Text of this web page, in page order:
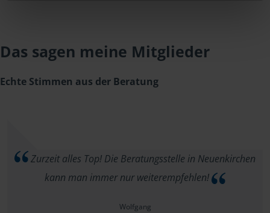
Das sagen meine Mitglieder
Echte Stimmen aus der Beratung
Zurzeit alles Top! Die Beratungsstelle in Neuenkirchen
kann man immer nur weiterempfehlen!
Wolfgang